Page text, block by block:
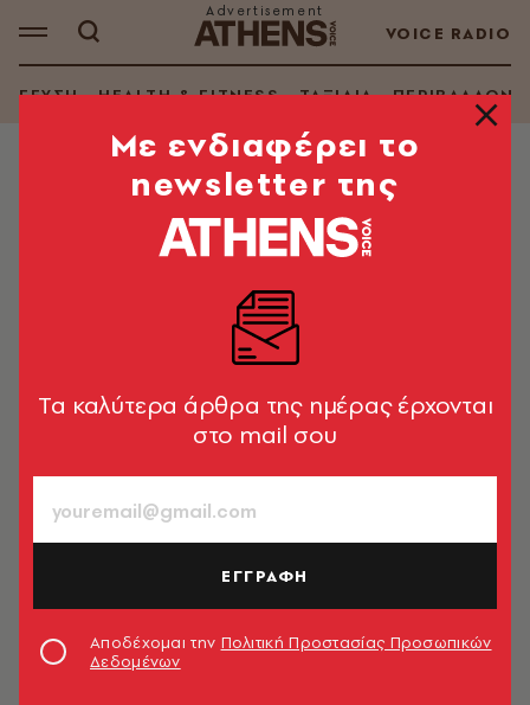
VOICE RADIO
ΓΕΥΣΗ HEALTH & FITNESS ΤΑΞΙΔΙΑ ΠΕΡΙΒΑΛΛΟΝ
LIFE IN ATHENS
Παζάρι Αγάπης και Προσφοράς για
τον παιδικό καρκίνο
Η ομάδα του Mati Shop συνεισφέρει στον αγώνα του
σωματείου «ΠΝΟΗ», που υποστηρίζει παιδιά που είναι
τους
Mε ενδιαφέρει το
newsletter της
Tα καλύτερα άρθρα της ημέρας έρχονται
στο mail σου
ΕΓΓΡΑΦΗ
Αποδέχομαι την Πολιτική Προστασίας Προσωπικών
Δεδομένων